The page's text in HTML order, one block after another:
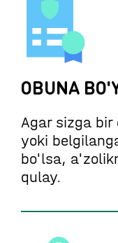
OBUNA
Agar sizga
yoki
bo'lsa,
qulay.